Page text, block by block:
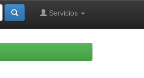
Servicios